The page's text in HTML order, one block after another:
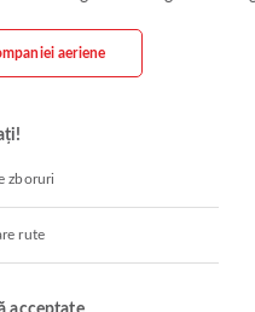
aeriene
zboruri
rute